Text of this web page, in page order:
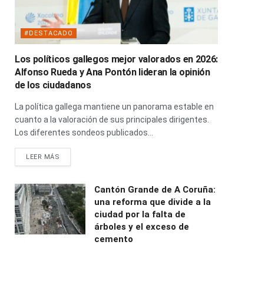
#DESTACADO
Los políticos gallegos mejor valorados en 2026:
Alfonso Rueda y Ana Pontón lideran la opinión
de los ciudadanos
La política gallega mantiene un panorama estable en
cuanto a la valoración de sus principales dirigentes.
Los diferentes sondeos publicados...
LEER MÁS
Cantón Grande de A Coruña:
una reforma que divide a la
ciudad por la falta de
árboles y el exceso de
cemento